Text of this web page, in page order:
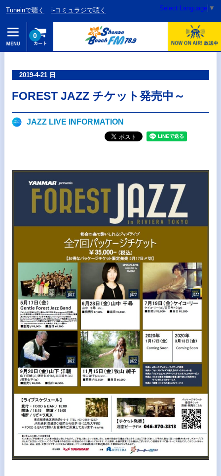
Tuneinで聴く i-コミュラジで聴く Select Language ▼
0
2019-4-21 日
FOREST JAZZ チケット発売中～
JAZZ LIVE INFORMATION